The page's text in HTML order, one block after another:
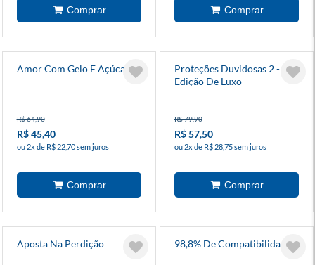
Amor Com Gelo E Açúcar
R$ 64,90
R$ 45,40
ou 2x de R$ 22,70 sem juros
Proteções Duvidosas 2 -
Edição De Luxo
R$ 79,90
R$ 57,50
ou 2x de R$ 28,75 sem juros
Aposta Na Perdição 98,8% De Compatibilidade